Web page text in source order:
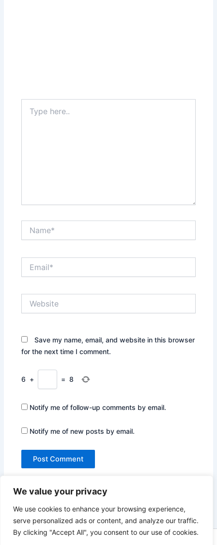
We value your privacy
We use cookies to enhance your browsing experience,
serve personalized ads or content, and analyze our traffic.
By clicking "Accept All", you consent to our use of cookies.
here..
Save my name, email, and website in this browser
for the next time I comment.
6 + = 8
Notify me of follow-up comments by email.
Notify me of new posts by email.